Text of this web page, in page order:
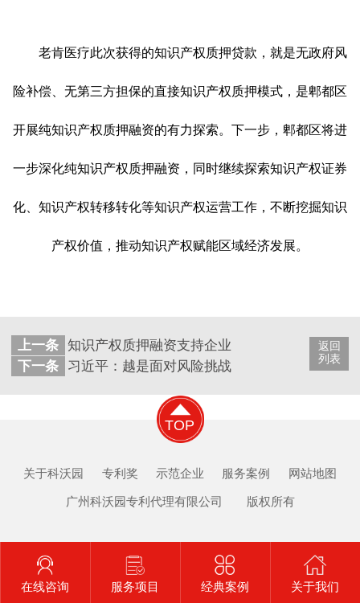
老肯医疗此次获得的知识产权质押贷款，就是无政府风
险补偿、无第三方担保的直接知识产权质押模式，是郫都区
开展纯知识产权质押融资的有力探索。下一步，郫都区将进
一步深化纯知识产权质押融资，同时继续探索知识产权证券
化、知识产权转移转化等知识产权运营工作，不断挖掘知识
产权价值，推动知识产权赋能区域经济发展。
返回
列表
上一条 知识产权质押融资支持企业复工复产受关注
下一条
习近平：越是面对风险挑战，越要稳住农业
TOP
关于科沃园 专利奖 示范企业 服务案例 网站地图
广州科沃园专利代理有限公司 版权所有
在线咨询 服务项目 经典案例 关于我们